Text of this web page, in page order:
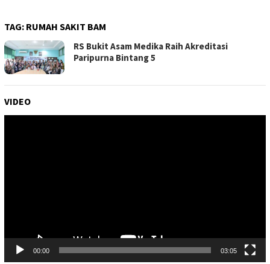
TAG: RUMAH SAKIT BAM
RS Bukit Asam Medika Raih Akreditasi
Paripurna Bintang 5
VIDEO
00:00 03:05